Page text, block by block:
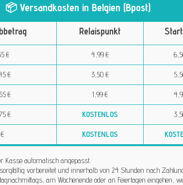
📦 Versandkosten in Belgien (Bpost)
Relaispunkt
€ 4,99 €
€ 3,50 €
€ 1,99 €
€ KOSTENLOS
KOSTENLOS
automatisch angepasst.
vorbereitet und innerhalb von 24 Stunden nach
am Wochenende oder an Feiertagen eingehen,